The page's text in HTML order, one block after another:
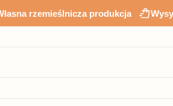
rzemieślnicza produkcja